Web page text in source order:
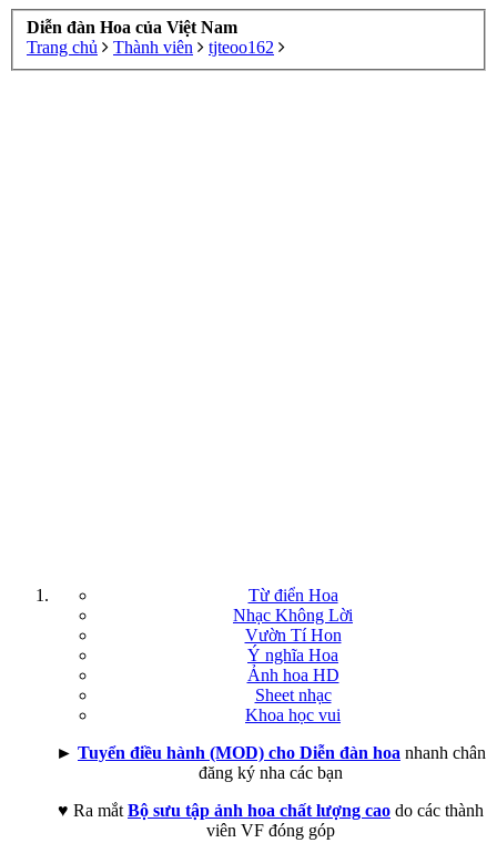
Diễn đàn Hoa của Việt Nam
Trang chủ
Thành viên tjteoo162
Từ điển Hoa
Nhạc Không Lời
Vườn Tí Hon
Ý nghĩa Hoa
Ảnh hoa HD
Sheet nhạc
Khoa học vui
► Tuyển điều hành (MOD) cho Diễn đàn hoa nhanh chân
đăng ký nha các bạn
♥ Ra mắt Bộ sưu tập ảnh hoa chất lượng cao do các thành
viên VF đóng góp